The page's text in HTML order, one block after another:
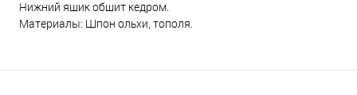
Нижний ящик обшит кедром.
Материалы: Шпон ольхи, тополя.